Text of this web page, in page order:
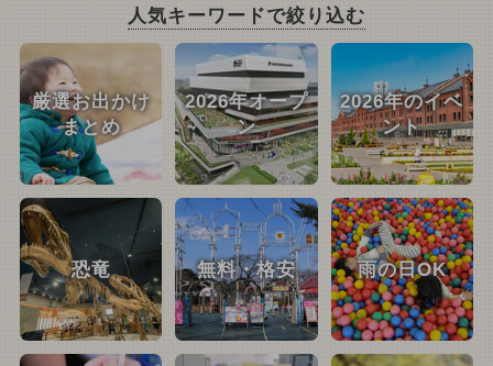
人気キーワードで絞り込む
厳選お出かけ
まとめ
2026年オープ
ン
2026年のイベ
ント
恐竜 無料・格安 雨の日OK